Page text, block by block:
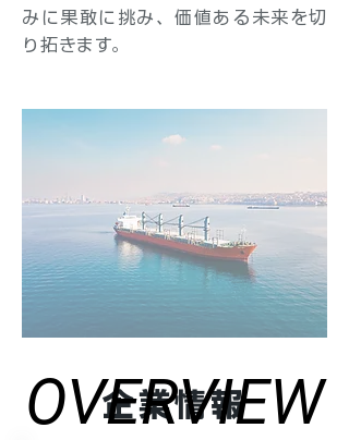
みに果敢に挑み、価値ある未来を切
り拓きます。
​企業情報
OVERVIEW
OVERVIEW